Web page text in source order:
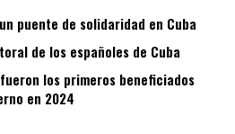
puente de solidaridad en Cuba
de los españoles de Cuba
los primeros beneficiados
en 2024